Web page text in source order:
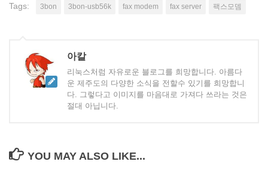
Tags: 3bon 3bon-usb56k fax modem fax server 팩스모뎀
아칼
리눅스처럼 자유로운 블로그를 희망합니다. 아름다
운 제주도의 다양한 소식을 전할수 있기를 희망합니
다. 그렇다고 이미지를 마음대로 가져다 쓰라는 것은
절대 아닙니다.
YOU MAY ALSO LIKE...